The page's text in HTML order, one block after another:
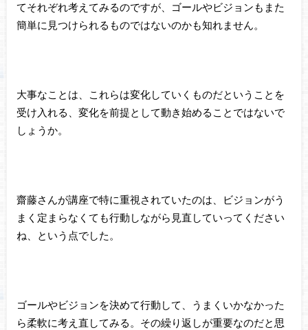
てそれぞれ考えてみるのですが、ゴールやビジョンもまた
簡単に見つけられるものではないのかも知れません。
大事なことは、これらは変化していくものだということを
受け入れる、変化を前提として動き始めることではないで
しょうか。
齋藤さんが講座で特に重視されていたのは、ビジョンがう
まく定まらなくても行動しながら見直していってください
ね、という点でした。
ゴールやビジョンを決めて行動して、うまくいかなかった
ら柔軟に考え直してみる。その繰り返しが重要なのだと思